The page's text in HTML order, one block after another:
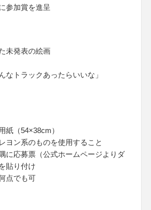
参加賞を進呈
未発表の絵画
なトラックあったらいいな」
紙（54×38cm）
ヨン系のものを使用すること
に応募票（公式ホームページよりダ
貼り付け
点でも可